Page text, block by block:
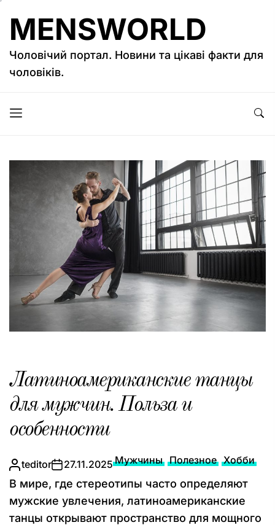
содержимому
MENSWORLD
Чоловічий портал. Новини та цікаві факти для
чоловіків.
Латиноамериканские танцы
для мужчин. Польза и
особенности
teditor 27.11.2025 Мужчины Полезное Хобби
В мире, где стереотипы часто определяют
мужские увлечения, латиноамериканские
танцы открывают пространство для мощного